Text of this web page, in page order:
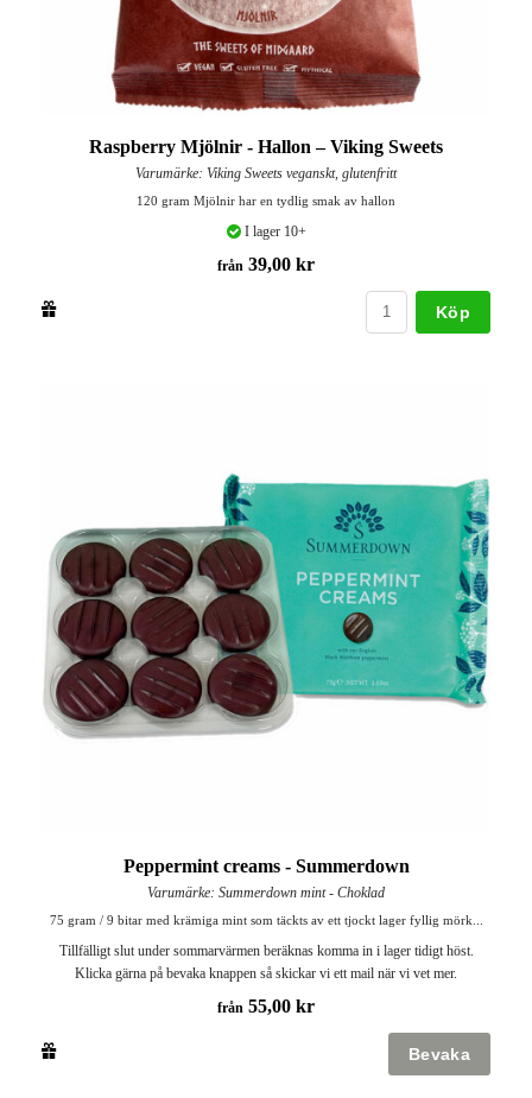
Raspberry Mjölnir - Hallon – Viking Sweets
Varumärke: Viking Sweets veganskt, glutenfritt
120 gram Mjölnir har en tydlig smak av hallon
I lager 10+
från 39,00 kr
Köp
Peppermint creams - Summerdown
Varumärke: Summerdown mint - Choklad
75 gram / 9 bitar med krämiga mint som täckts av ett tjockt lager fyllig mörk...
Tillfälligt slut under sommarvärmen beräknas komma in i lager tidigt höst.
Klicka gärna på bevaka knappen så skickar vi ett mail när vi vet mer.
från 55,00 kr